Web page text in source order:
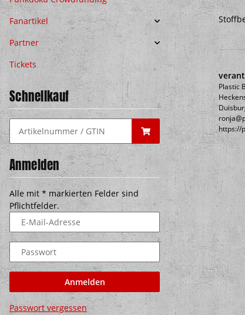
Plastic
https://
Fanartikel
Partner
Tickets
Schnellkauf
Anmelden
Alle mit *markierten Felder sind
Pflichtfelder.
E-Mail-Adresse
Passwort
Anmelden
Passwort vergessen